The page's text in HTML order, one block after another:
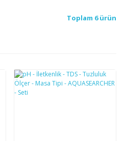
Toplam 6 ürün